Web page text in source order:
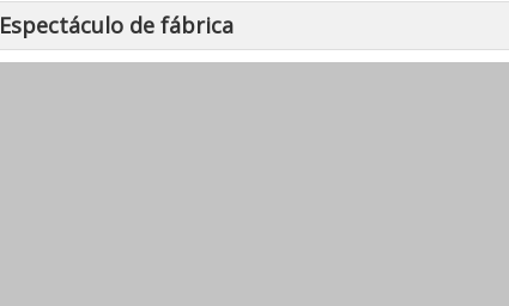
Espectáculo de fábrica